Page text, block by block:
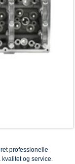
professionelle
og service.